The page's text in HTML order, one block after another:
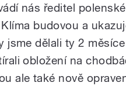
nás ředitel
budovou a
jsme dělali ty 2
obložení na
ale také nově